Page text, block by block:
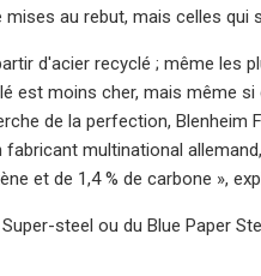
au rebut, mais celles qui
d'acier recyclé ; même les
est moins cher, mais même
de la perfection, Blenheim
multinational
et de 1,4 % de carbone »,
steel ou du Blue Paper